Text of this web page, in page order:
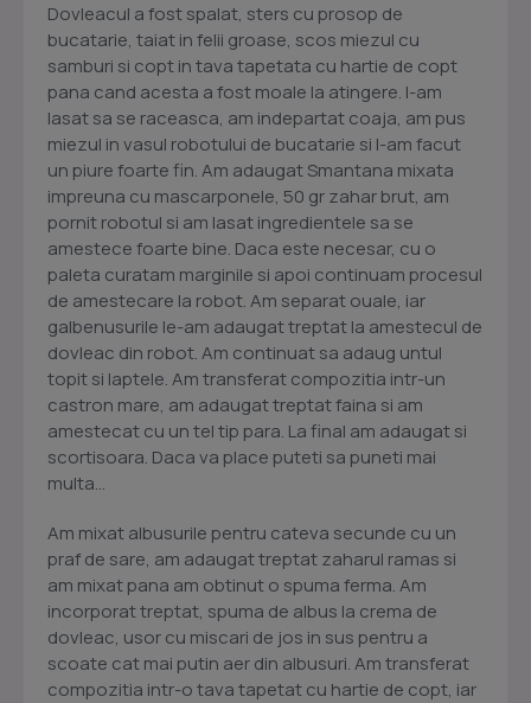
Dovleacul a fost spalat, sters cu prosop de
bucatarie, taiat in felii groase, scos miezul cu
samburi si copt in tava tapetata cu hartie de copt
pana cand acesta a fost moale la atingere. l-am
lasat sa se raceasca, am indepartat coaja, am pus
miezul in vasul robotului de bucatarie si l-am facut
un piure foarte fin. Am adaugat Smantana mixata
impreuna cu mascarponele, 50 gr zahar brut, am
pornit robotul si am lasat ingredientele sa se
amestece foarte bine. Daca este necesar, cu o
paleta curatam marginile si apoi continuam procesul
de amestecare la robot. Am separat ouale, iar
galbenusurile le-am adaugat treptat la amestecul de
dovleac din robot. Am continuat sa adaug untul
topit si laptele. Am transferat compozitia intr-un
castron mare, am adaugat treptat faina si am
amestecat cu un tel tip para. La final am adaugat si
scortisoara. Daca va place puteti sa puneti mai
multa...
Am mixat albusurile pentru cateva secunde cu un
praf de sare, am adaugat treptat zaharul ramas si
am mixat pana am obtinut o spuma ferma. Am
incorporat treptat, spuma de albus la crema de
dovleac, usor cu miscari de jos in sus pentru a
scoate cat mai putin aer din albusuri. Am transferat
compozitia intr-o tava tapetat cu hartie de copt, iar